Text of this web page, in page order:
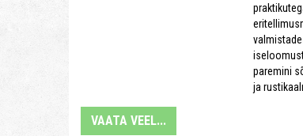
paremini
ja
VAATA VEEL...